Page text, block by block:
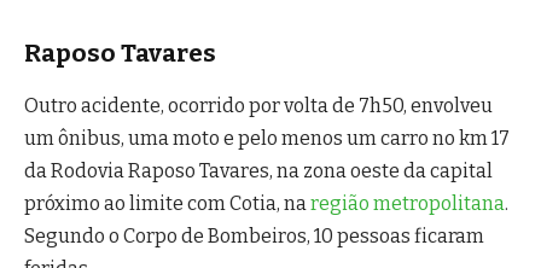
Raposo Tavares
Outro acidente, ocorrido por volta de 7h50, envolveu
um ônibus, uma moto e pelo menos um carro no km 17
da Rodovia Raposo Tavares, na zona oeste da capital
próximo ao limite com Cotia, naregião metropolitana.
Segundo o Corpo de Bombeiros, 10 pessoas ficaram